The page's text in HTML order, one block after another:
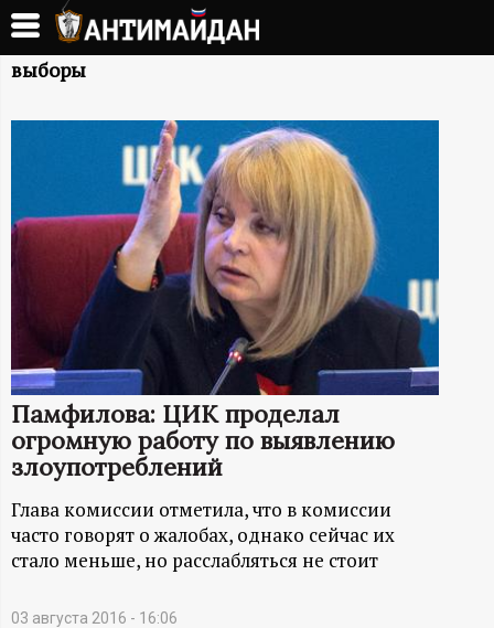
Перейти
основному
А
Н
И
Й
Д
А
Н
-
выборы
Памфилова: ЦИК проделал
огромную работу по выявлению
злоупотреблений
Глава комиссии отметила, что в комиссии
часто говорят о жалобах, однако сейчас их
стало меньше, но расслабляться не стоит
03 августа 2016 - 16:06